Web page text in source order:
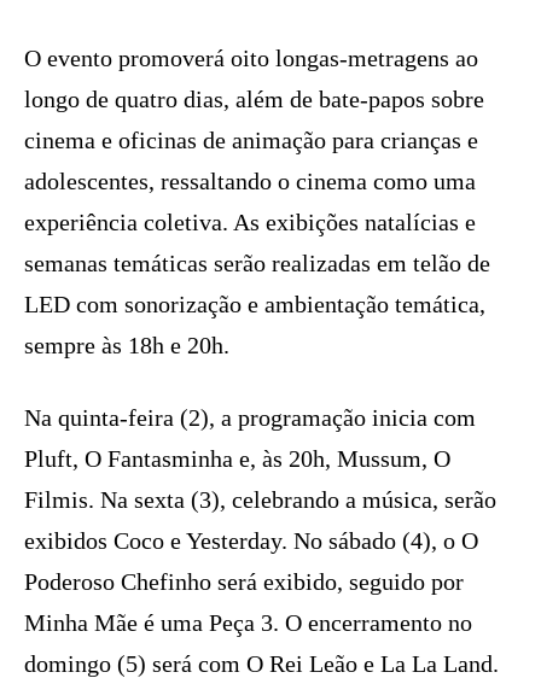
O evento promoverá oito longas-metragens ao
longo de quatro dias, além de bate-papos sobre
cinema e oficinas de animação para crianças e
adolescentes, ressaltando o cinema como uma
experiência coletiva. As exibições natalícias e
semanas temáticas serão realizadas em telão de
LED com sonorização e ambientação temática,
sempre às 18h e 20h.
Na quinta-feira (2), a programação inicia com
Pluft, O Fantasminha e, às 20h, Mussum, O
Filmis. Na sexta (3), celebrando a música, serão
exibidos Coco e Yesterday. No sábado (4), o O
Poderoso Chefinho será exibido, seguido por
Minha Mãe é uma Peça 3. O encerramento no
domingo (5) será com O Rei Leão e La La Land.